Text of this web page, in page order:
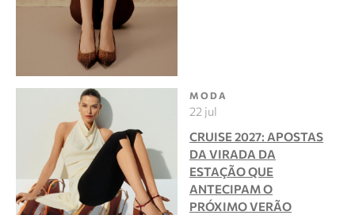
MODA
22 jul
CRUISE 2027: APOSTAS
DA VIRADA DA
ESTAÇÃO QUE
ANTECIPAM O
PRÓXIMO VERÃO